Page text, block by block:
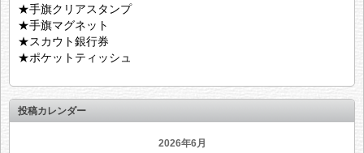
★手旗クリアスタンプ
★手旗マグネット
★スカウト銀行券
★ポケットティッシュ
投稿カレンダー
2026年6月